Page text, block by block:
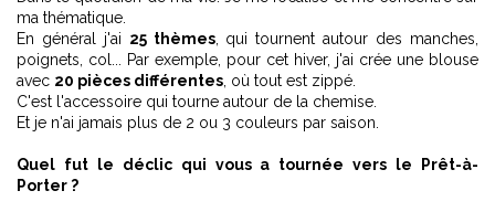
ma thématique.
En général j'ai 25 thèmes, qui tournent autour des manches,
poignets, col... Par exemple, pour cet hiver, j'ai crée une blouse
avec 20 pièces différentes , où tout est zippé.
C'est l'accessoire qui tourne autour de la chemise.
Et je n'ai jamais plus de 2 ou 3 couleurs par saison.
Quel fut le déclic qui vous a tournée vers le Prêt-à-
Porter ?